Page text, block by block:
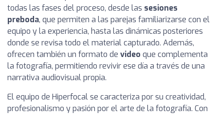
todas las fases del proceso, desde las sesiones
preboda, que permiten a las parejas familiarizarse con el
equipo y la experiencia, hasta las dinámicas posteriores
donde se revisa todo el material capturado. Además,
ofrecen también un formato de video que complementa
la fotografía, permitiendo revivir ese día a través de una
narrativa audiovisual propia.
El equipo de Hiperfocal se caracteriza por su creatividad,
profesionalismo y pasión por el arte de la fotografía. Con